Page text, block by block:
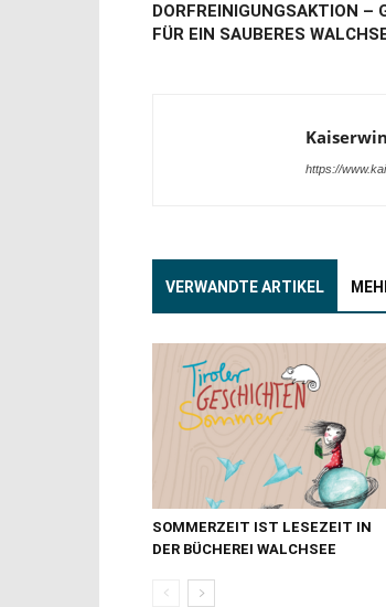
DORFREINIGUNGSAKTION –
FÜR EIN SAUBERES
https://
VERWANDTE ARTIKEL
SOMMERZEIT IST LESEZEIT IN
DER BÜCHEREI WALCHSEE